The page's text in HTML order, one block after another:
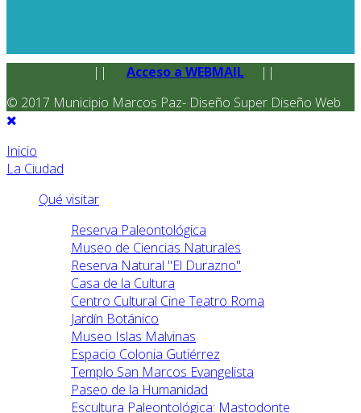
|| Acceso a WEBMAIL
||
© 2017 Municipio Marcos Paz- Diseño Super Diseño Web
Inicio
La Ciudad
Qué visitar
Reserva Paleontológica
Museo de Ciencias Naturales
Reserva Natural "El Durazno"
Casa de la Cultura
Centro Cultural Cine Teatro Roma
Jardín Botánico
Museo Islas Malvinas
Espacio Colonia Gutiérrez
Templo San Marcos Evangelista
Paseo de la Humanidad
Escultura Paleontológica: Mastodonte